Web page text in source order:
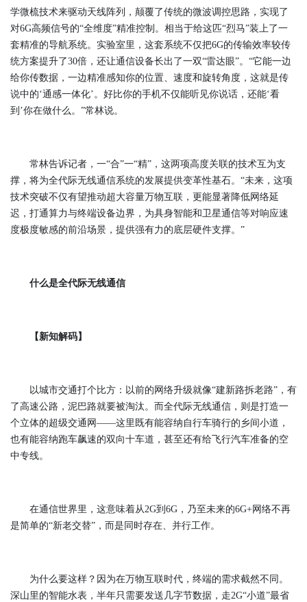
学微梳技术来驱动天线阵列，颠覆了传统的微波调控思路，实现了
对6G高频信号的“全维度”精准控制。相当于给这匹“烈马”装上了一
套精准的导航系统。实验室里，这套系统不仅把6G的传输效率较传
统方案提升了30倍，还让通信设备长出了一双“雷达眼”。“它能一边
给你传数据，一边精准感知你的位置、速度和旋转角度，这就是传
说中的‘通感一体化’。好比你的手机不仅能听见你说话，还能‘看
到’你在做什么。”常林说。
常林告诉记者，一“合”一“精”，这两项高度关联的技术互为支
撑，将为全代际无线通信系统的发展提供变革性基石。“未来，这项
技术突破不仅有望推动超大容量万物互联，更能显著降低网络延
迟，打通算力与终端设备边界，为具身智能和卫星通信等对响应速
度极度敏感的前沿场景，提供强有力的底层硬件支撑。”
什么是全代际无线通信
【新知解码】
以城市交通打个比方：以前的网络升级就像“建新路拆老路”，有
了高速公路，泥巴路就要被淘汰。而全代际无线通信，则是打造一
个立体的超级交通网——这里既有能容纳自行车骑行的乡间小道，
也有能容纳跑车飙速的双向十车道，甚至还有给飞行汽车准备的空
中专线。
在通信世界里，这意味着从2G到6G，乃至未来的6G+网络不再
是简单的“新老交替”，而是同时存在、并行工作。
为什么要这样？因为在万物互联时代，终端的需求截然不同。
深山里的智能水表，半年只需要发送几字节数据，走2G“小道”最省